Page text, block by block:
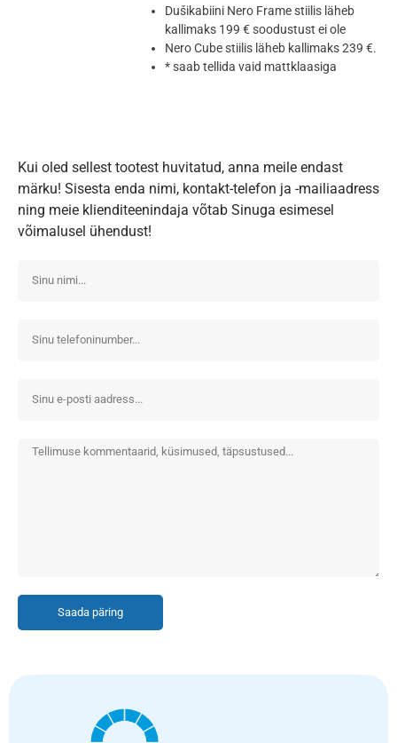
Dušikabiini Nero Frame stiilis läheb
kallimaks 199 € soodustust ei ole
Nero Cube stiilis läheb kallimaks 239 €.
* saab tellida vaid mattklaasiga
Kui oled sellest tootest huvitatud, anna meile endast
märku! Sisesta enda nimi, kontakt-telefon ja -mailiaadress
ning meie klienditeenindaja võtab Sinuga esimesel
võimalusel ühendust!
Saada päring